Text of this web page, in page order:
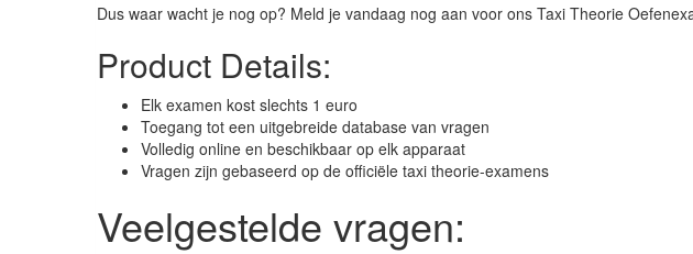
Dus waar wacht je nog op? Meld je vandaag nog aan voor ons Taxi Theorie
Product Details:
Elk examen kost slechts 1 euro
Toegang tot een uitgebreide database van vragen
Volledig online en beschikbaar op elk apparaat
Vragen zijn gebaseerd op de officiële taxi theorie-examens
Veelgestelde vragen: